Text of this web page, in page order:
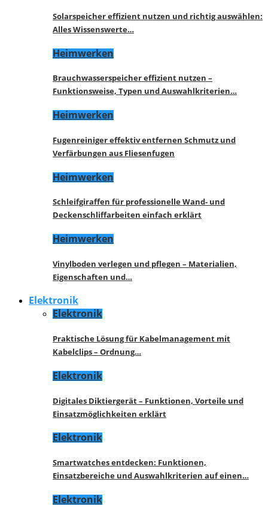
Solarspeicher effizient nutzen und richtig auswählen:
Alles Wissenswerte…
Heimwerken
Brauchwasserspeicher effizient nutzen –
Funktionsweise, Typen und Auswahlkriterien…
Heimwerken
Fugenreiniger effektiv entfernen Schmutz und
Verfärbungen aus Fliesenfugen
Heimwerken
Schleifgiraffen für professionelle Wand- und
Deckenschliffarbeiten einfach erklärt
Heimwerken
Vinylboden verlegen und pflegen – Materialien,
Eigenschaften und…
Elektronik
Elektronik
Praktische Lösung für Kabelmanagement mit
Kabelclips – Ordnung…
Elektronik
Digitales Diktiergerät – Funktionen, Vorteile und
Einsatzmöglichkeiten erklärt
Elektronik
Smartwatches entdecken: Funktionen,
Einsatzbereiche und Auswahlkriterien auf einen…
Elektronik